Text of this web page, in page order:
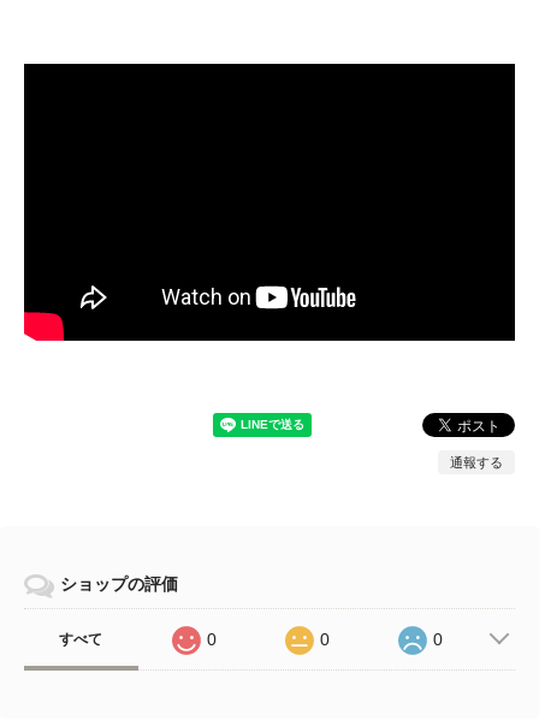
通報する
ショップの評価
すべて 0 0 0